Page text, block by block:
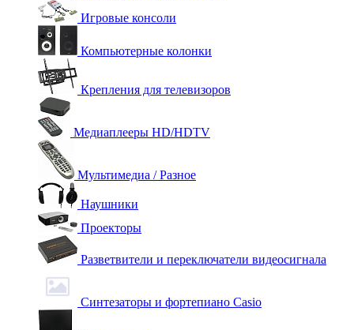
Игровые консоли
Компьютерные колонки
Крепления для телевизоров
Медиаплееры HD/HDTV
Мультимедиа / Разное
Наушники
Проекторы
Разветвители и переключатели видеосигнала
Синтезаторы и фортепиано Casio